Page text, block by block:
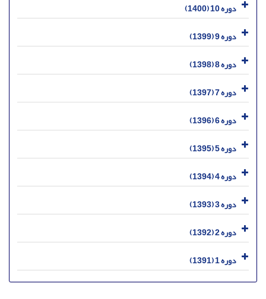
دوره 10 (1400)
دوره 9 (1399)
دوره 8 (1398)
دوره 7 (1397)
دوره 6 (1396)
دوره 5 (1395)
دوره 4 (1394)
دوره 3 (1393)
دوره 2 (1392)
دوره 1 (1391)